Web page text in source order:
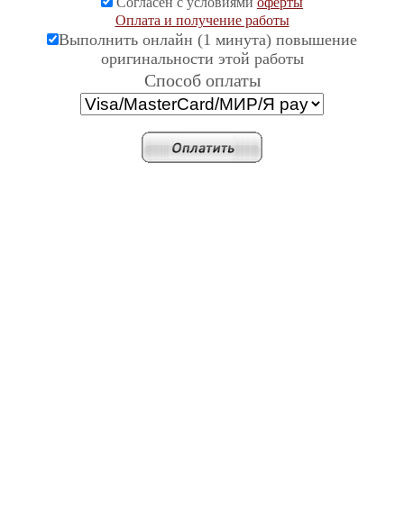
Оплата и получение работы
Выполнить онлайн (1 минута) повышение
оригинальности этой работы
Cпособ оплаты